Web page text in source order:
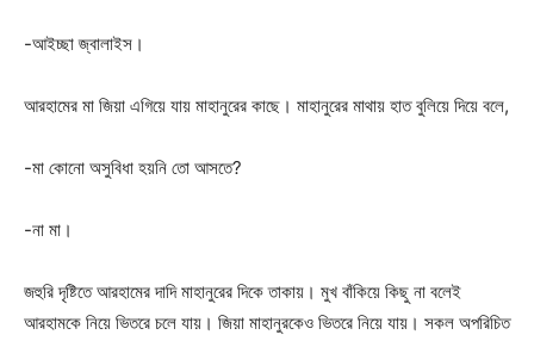
-আইচ্ছা জ্বালাইস।
আরহামের মা জিয়া এগিয়ে যায় মাহানুরের কাছে। মাহানুরের মাথায় হাত বুলিয়ে দিয়ে বলে,
-মা কোনো অসুবিধা হয়নি তো আসতে?
-না মা।
জহুরি দৃষ্টিতে আরহামের দাদি মাহানুরের দিকে তাকায়। মুখ বাঁকিয়ে কিছু না বলেই
আরহামকে নিয়ে ভিতরে চলে যায়। জিয়া মাহানুরকেও ভিতরে নিয়ে যায়। সকল অপরিচিত